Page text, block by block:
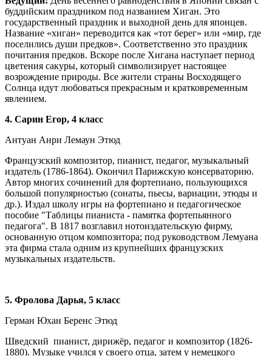
буддийским праздником под названием Хиган. Это
государственный праздник и выходной день для японцев.
Название «хиган» переводится как «тот берег» или «мир, где
поселились души предков». Соответственно это праздник
почитания предков. Вскоре после Хигана наступает период
цветения сакуры, который символизирует настоящее
возрождение природы. Все жители страны Восходящего
Солнца идут любоваться прекрасным и кратковременным
явлением.
4. Сарин Егор, 4 класс
Антуан Анри Лемаун Этюд
Французский композитор, пианист, педагог, музыкальный
издатель (1786-1864). Окончил Парижскую консерваторию.
Автор многих сочинений для фортепиано, пользующихся
большой популярностью (сонаты, пьесы, вариации, этюды и
др.). Издал школу игры на фортепиано и педагогическое
пособие "Таблицы пианиста - памятка фортепьянного
педагога". В 1817 возглавил нотоиздательскую фирму,
основанную отцом композитора; под руководством Лемуана
эта фирма стала одним из крупнейших французских
музыкальных издательств.
5. Фролова Дарья, 5 класс
Герман Юхан Беренс Этюд
Шведский пианист, дирижёр, педагог и композитор (1826-
1880). Музыке учился у своего отца, затем у немецкого